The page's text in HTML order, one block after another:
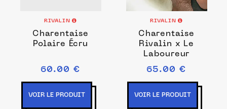
RIVALIN
Charentaise
Polaire Écru
60.00 €
VOIR LE PRODUIT
RIVALIN
Charentaise
Rivalin x Le
Laboureur
65.00 €
VOIR LE PRODUIT